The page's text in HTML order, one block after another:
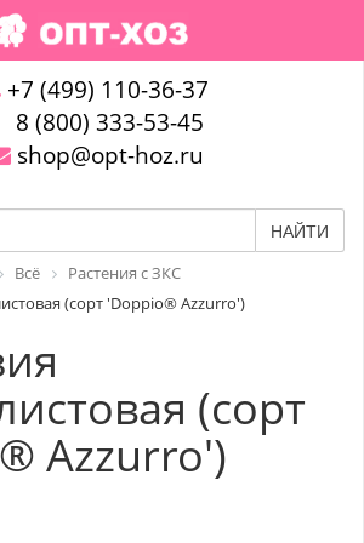
+7 (499) 110-36-37
8 (800) 333-53-45
shop@opt-hoz.ru
НАЙТИ
Всё
Растения с ЗКС
(сорт 'Doppio® Azzurro')
(сорт
Azzurro')